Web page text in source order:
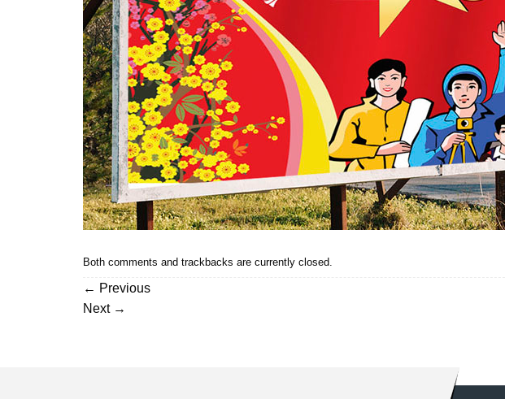
Both comments and trackbacks are currently closed.
← Previous
Next →